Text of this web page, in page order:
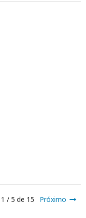
1 / 5 de 15 Próximo